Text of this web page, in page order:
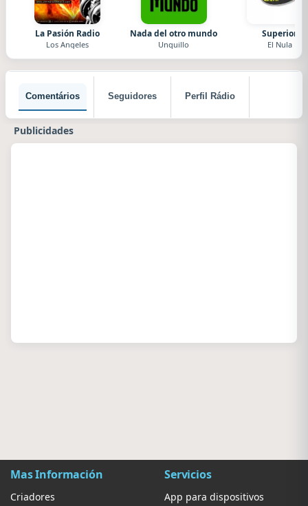
La Pasión Radio
Los Angeles
Nada del otro mundo
Unquillo
Superior
El Nula
Comentários Seguidores Perfil Rádio
Publicidades
Mas Información
Criadores
Servicios
App para dispositivos